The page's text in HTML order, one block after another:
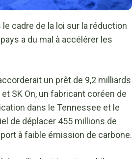
cadre de la loi sur la réduction
a du mal à accélérer les
un prêt de 9,2 milliards
SK On, un fabricant coréen de
dans le Tennessee et le
de déplacer 455 millions de
à faible émission de carbone.